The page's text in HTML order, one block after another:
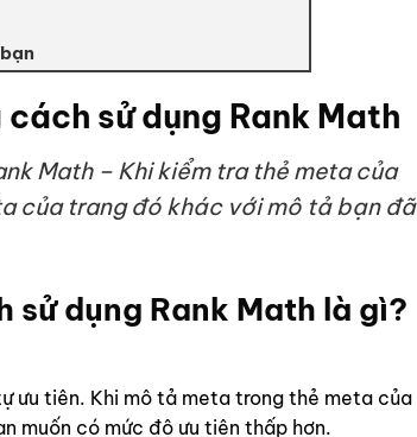
sử dụng Rank Math
Math – Khi kiểm tra thẻ meta của
của trang đó khác với mô tả bạn đã
sử dụng Rank Math là gì?
ưu tiên. Khi mô tả meta trong thẻ meta của
muốn có mức độ ưu tiên thấp hơn.